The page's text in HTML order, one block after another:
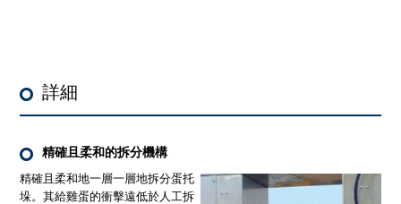
詳細
精確且柔和的拆分機構
精確且柔和地一層一層地拆分蛋托
垛。其給雞蛋的衝擊遠低於人工拆